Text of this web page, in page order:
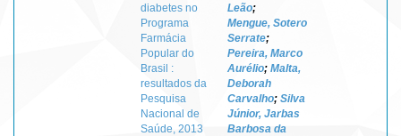
diabetes no
Programa
Farmácia
Popular do
Brasil :
resultados da
Pesquisa
Nacional de
Saúde, 2013
Leão;
Mengue, Sotero
Serrate;
Pereira, Marco
Aurélio; Malta,
Deborah
Carvalho; Silva
Júnior, Jarbas
Barbosa da